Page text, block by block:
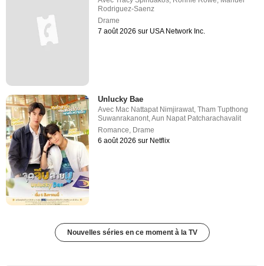
Rodriguez-Saenz
Drame
7 août 2026 sur USA Network Inc.
Unlucky Bae
Avec Mac Nattapat Nimjirawat ,Tham Tupthong
Suwanrakanont ,Aun Napat Patcharachavalit
Romance Drame
6 août 2026 sur Netflix
Nouvelles séries en ce moment à la TV